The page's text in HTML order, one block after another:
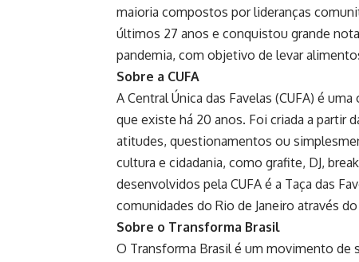
maioria compostos por lideranças
últimos 27 anos e conquistou grande
pandemia, com objetivo de levar
Sobre a CUFA
A Central Única das Favelas (CUFA) é
que existe há 20 anos. Foi criada a partir
atitudes, questionamentos ou
cultura e cidadania, como grafite, DJ,
desenvolvidos pela CUFA é a Taça das
comunidades do Rio de Janeiro através
Sobre o Transforma Brasil
O Transforma Brasil é um movimento de